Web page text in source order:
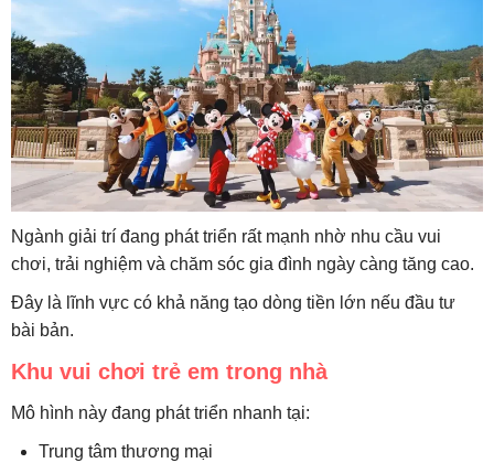
Ngành giải trí đang phát triển rất mạnh nhờ nhu cầu vui
chơi, trải nghiệm và chăm sóc gia đình ngày càng tăng cao.
Đây là lĩnh vực có khả năng tạo dòng tiền lớn nếu đầu tư
bài bản.
Khu vui chơi trẻ em trong nhà
Mô hình này đang phát triển nhanh tại:
Trung tâm thương mại